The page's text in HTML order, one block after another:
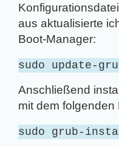
aus aktualisierte
Boot-Manager:
sudo update-
Anschließend
mit dem folgenden
sudo grub-